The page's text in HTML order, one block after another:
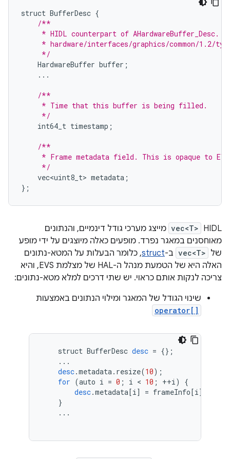
struct BufferDesc {
/**
* HIDL counterpart of AHardwareBuffer_Desc.
* hardware/interfaces/graphics/common/1.2/
     */
HardwareBuffer buffer ;
...
/**
     * Time that this buffer is being filled.
     */
int64_t timestamp ;
/**
* Frame metadata field. This is opaque to
     */
vec<uint8_t> metadata ;
};
HIDL
vec<T> מייצג מערכי גודל דינמיים, והנתונים
מאוחסנים במאגר נפרד. מופעים כאלה מיוצגים על ידי מופע
של vec<T> ב-struct, כלומר הבעלות על המטא-נתונים
האלה היא של הטמעת מנהל ה-HAL של מצלמת EVS, והיא
צריכה לנקות אותם כראוי. יש שתי דרכים למלא מטא-נתונים:
שינוי הגודל של המאגר ומילוי הנתונים באמצעות
operator[]
struct BufferDesc desc = {} ;
...
desc.metadata. resize(10);
for (auto i = 0 ; i < 10 ; ++i)
{
desc.metadata[i] = frameInfo[i]
}
...